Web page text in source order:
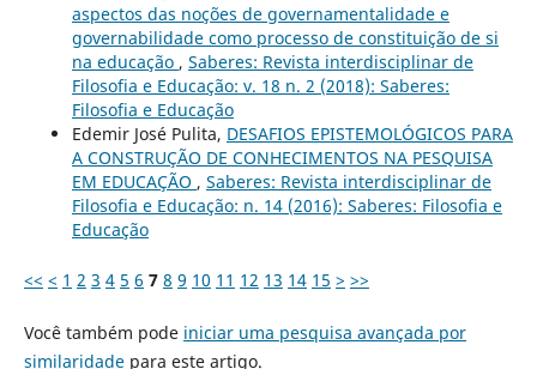
aspectos das noções de governamentalidade e
governabilidade como processo de constituição de si
na educação , Saberes: Revista interdisciplinar de
Filosofia e Educação: v. 18 n. 2 (2018): Saberes:
Filosofia e Educação
Edemir José Pulita, DESAFIOS EPISTEMOLÓGICOS PARA
A CONSTRUÇÃO DE CONHECIMENTOS NA PESQUISA
EM EDUCAÇÃO , Saberes: Revista interdisciplinar de
Filosofia e Educação: n. 14 (2016): Saberes: Filosofia e
Educação
<< < 1 2 3 4 5 6 7 8 9 10 11 12 13 14 15 > >>
Você também pode iniciar uma pesquisa avançada por
similaridadepara este artigo.